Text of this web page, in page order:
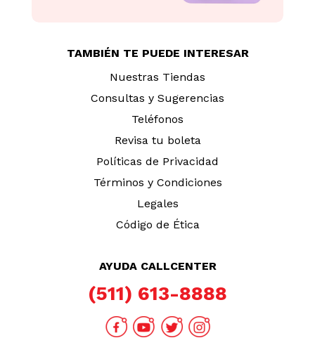
TAMBIÉN TE PUEDE INTERESAR
Nuestras Tiendas
Consultas y Sugerencias
Teléfonos
Revisa tu boleta
Políticas de Privacidad
Términos y Condiciones
Legales
Código de Ética
AYUDA CALLCENTER
(511) 613-8888